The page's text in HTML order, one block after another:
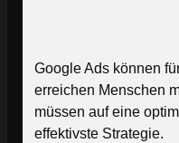
Google Ads können
erreichen Menschen
müssen auf eine
effektivste Strategie.